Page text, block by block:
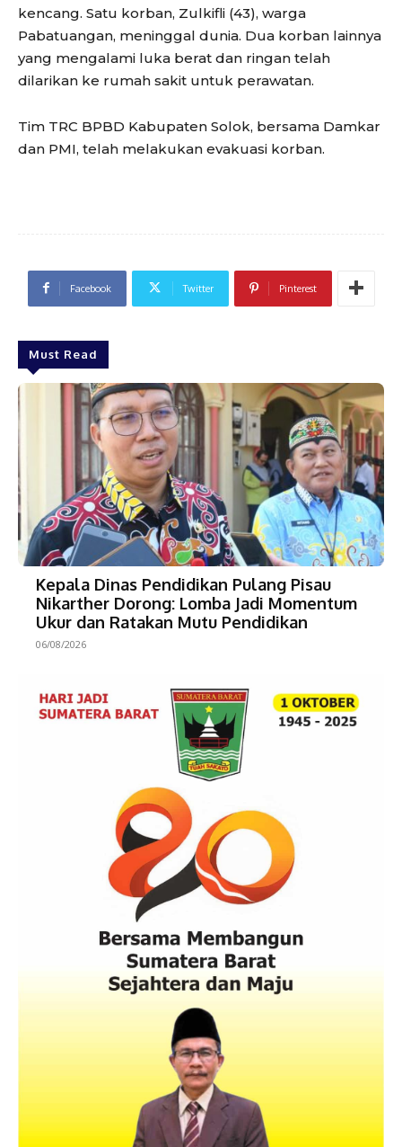
kencang. Satu korban, Zulkifli (43), warga
Pabatuangan, meninggal dunia. Dua korban lainnya
yang mengalami luka berat dan ringan telah
dilarikan ke rumah sakit untuk perawatan.
Tim TRC BPBD Kabupaten Solok, bersama Damkar
dan PMI, telah melakukan evakuasi korban.
Facebook Twitter Pinterest
Must Read
Kepala Dinas Pendidikan Pulang Pisau
Nikarther Dorong: Lomba Jadi Momentum
Ukur dan Ratakan Mutu Pendidikan
06/08/2026